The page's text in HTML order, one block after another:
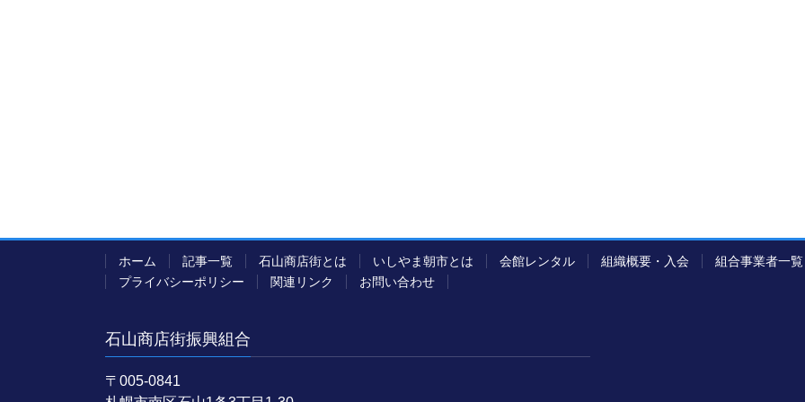
ホーム 記事一覧 石山商店街とは いしやま朝市とは 会館レンタル 組織概要・入会 組合事業者一覧
プライバシーポリシー
関連リンク お問い合わせ
石山商店街振興組合
〒005-0841